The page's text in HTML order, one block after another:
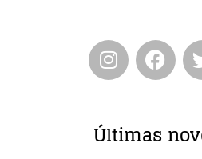
Últimas